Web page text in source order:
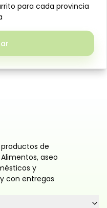
de
aseo
y
con entregas
para cada provincia
para cada provincia